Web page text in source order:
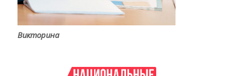
Викторина